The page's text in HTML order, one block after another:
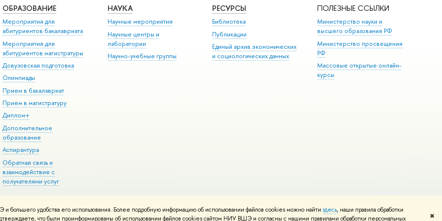
удобства его использования. Более подробную информацию об использовании файлов cookies можно найти здесь, наши правила обработки
что были проинформированы об использовании файлов cookies сайтом НИУ ВШЭ и согласны с нашими правилами обработки персональных ✖
ОБРАЗОВАНИЕ
Мероприятия для
абитуриентов бакалавриата
Мероприятия для
абитуриентов магистратуры
Довузовская подготовка
Олимпиады
Прием в бакалавриат
Прием в магистратуру
Диплом+
Дополнительное
образование
Аспирантура
Обратная связь и
взаимодействие с
получателями услуг
НАУКА
Научные мероприятия
Научные центры и
лаборатории
Научно-учебные группы
РЕСУРСЫ
Библиотека
Публикации
Единый архив экономических
и социологических данных
ПОЛЕЗНЫЕ ССЫЛКИ
Министерство науки и
высшего образования РФ
Министерство просвещения
РФ
Массовые открытые онлайн-
курсы
Редактору
Условия использования материалов Политика конфиденциальности Карта сайта